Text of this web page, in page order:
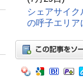
シェアサイ
の呼子エリア